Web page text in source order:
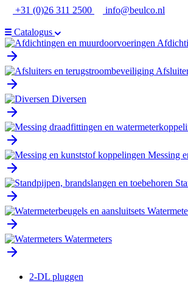
Ga
de
inhoud
+31 (0)26 311 2500 info@beulco.nl
Catalogus
Diversen
Messing
Watermeters
2-DL pluggen